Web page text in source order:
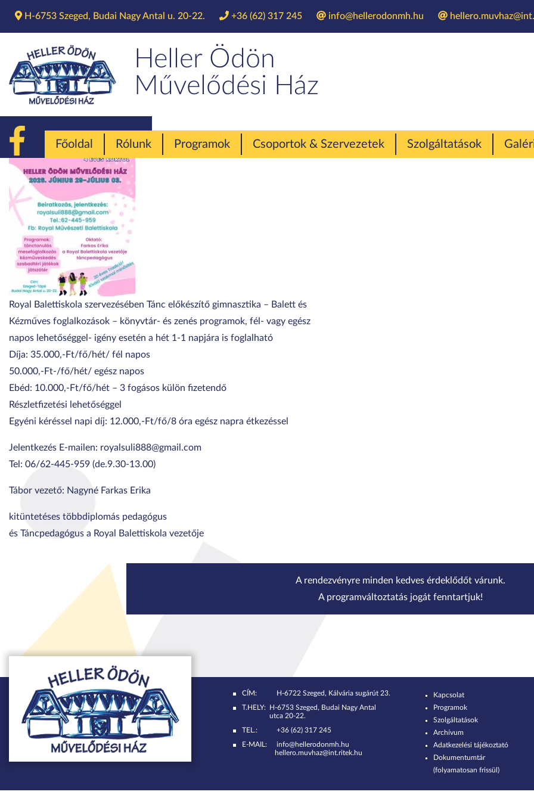
H-6753 Szeged, Budai Nagy Antal u. 20-22. +36 (62) 317 245 info@hellerodonmh.hu
Heller Ödön
Művelődési Ház
Főoldal Rólunk Programok Csoportok & Szervezetek Szolgáltatások
Royal Balett
Royal Balettiskola szervezésében Tánc előkészítő gimnasztika – Balett és
Kézműves foglalkozások – könyvtár- és zenés programok, fél- vagy egész
napos lehetőséggel- igény esetén a hét 1-1 napjára is foglalható
Díja: 35.000,-Ft/fő/hét/ fél napos
50.000,-Ft-/fő/hét/ egész napos
Ebéd: 10.000,-Ft/fő/hét – 3 fogásos külön fizetendő
Részletfizetési lehetőséggel
Egyéni kéréssel napi díj: 12.000,-Ft/fő/8 óra egész napra étkezéssel
Jelentkezés E-mailen: royalsuli888@gmail.com
Tel: 06/62-445-959 (de.9.30-13.00)
Tábor vezető: Nagyné Farkas Erika
kitüntetéses többdiplomás pedagógus
és Táncpedagógus a Royal Balettiskola vezetője
A rendezvényre minden kedves érdeklődőt várunk.
A programváltoztatás jogát fenntartjuk!
CÍM:
H-6722 Szeged, Kálvária sugárút 23.
T.HELY: H-6753 Szeged, Budai Nagy Antal
utca 20-22.
TEL.:
+36 (62) 317 245
E-MAIL:
info@hellerodonmh.hu
hellero.muvhaz@int.ritek.hu
Kapcsolat
Programok
Szolgáltatások
Archívum
Adatkezelési tájékoztató
Dokumentumtár
(folyamatosan frissül)